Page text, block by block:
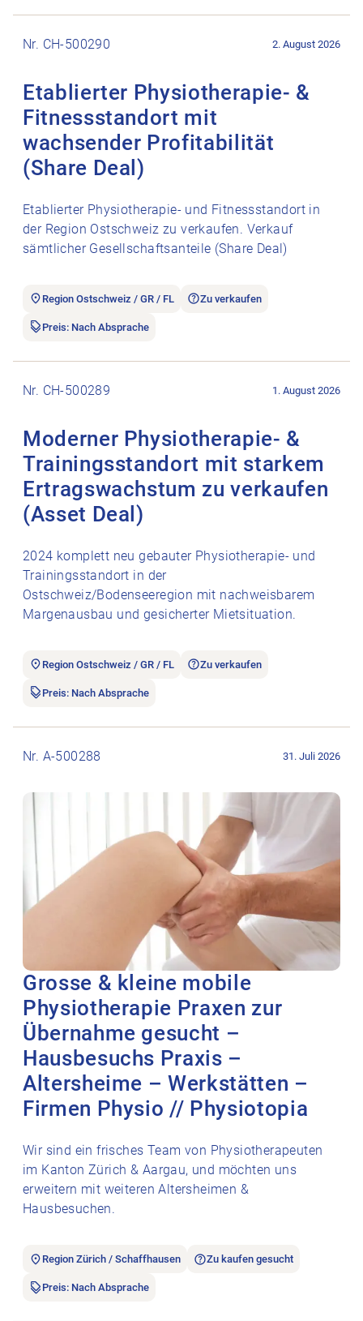
Nr. CH-500290 2. August 2026
Etablierter Physiotherapie- &
Fitnessstandort mit
wachsender Profitabilität
(Share Deal)
Etablierter Physiotherapie- und Fitnessstandort in
der Region Ostschweiz zu verkaufen. Verkauf
sämtlicher Gesellschaftsanteile (Share Deal)
Region Ostschweiz / GR / FL Zu verkaufen
Preis: Nach Absprache
Nr. CH-500289 1. August 2026
Moderner Physiotherapie- &
Trainingsstandort mit starkem
Ertragswachstum zu verkaufen
(Asset Deal)
2024 komplett neu gebauter Physiotherapie- und
Trainingsstandort in der
Ostschweiz/Bodenseeregion mit nachweisbarem
Margenausbau und gesicherter Mietsituation.
Region Ostschweiz / GR / FL Zu verkaufen
Preis: Nach Absprache
Nr. A-500288 31. Juli 2026
Grosse & kleine mobile
Physiotherapie Praxen zur
Übernahme gesucht –
Hausbesuchs Praxis –
Altersheime – Werkstätten –
Firmen Physio // Physiotopia
Wir sind ein frisches Team von Physiotherapeuten
im Kanton Zürich & Aargau, und möchten uns
erweitern mit weiteren Altersheimen &
Hausbesuchen.
Region Zürich / Schaffhausen Zu kaufen gesucht
Preis: Nach Absprache